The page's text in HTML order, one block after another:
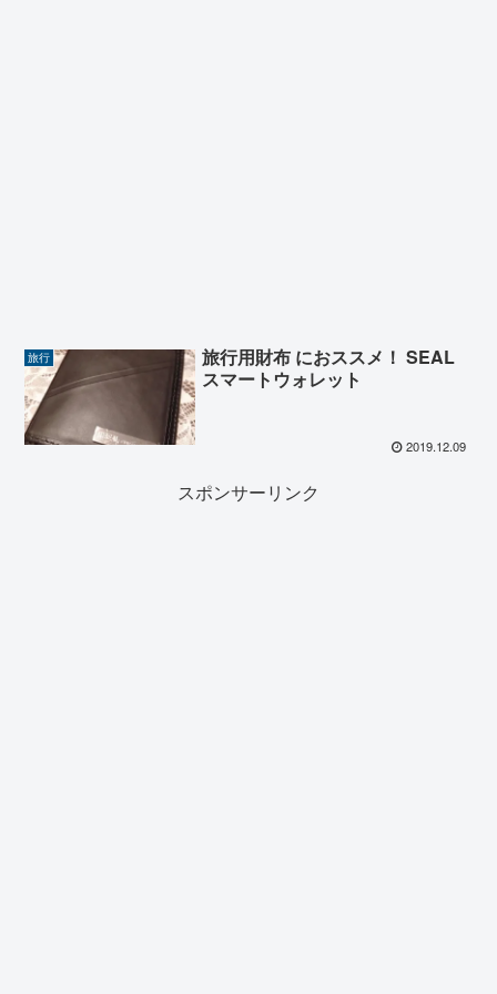
旅行
旅行用財布 におススメ！ SEAL
スマートウォレット
2019.12.09
スポンサーリンク